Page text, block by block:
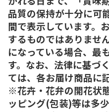
品質の保持が十分に可
間で表示しています。
するものではありませ
になっている場合、最
す。なお、法律に基づ
ては、各お届け商品に
※花卉・花弁の開花状
ッピング(包装)等は多